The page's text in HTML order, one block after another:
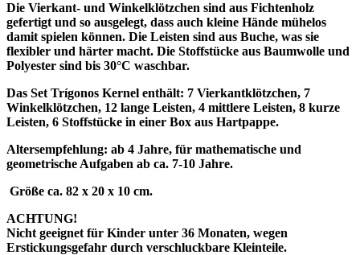
Die Vierkant- und Winkelklötzchen sind aus Fichtenholz
gefertigt und so ausgelegt, dass auch kleine Hände mühelos
damit spielen können. Die Leisten sind aus Buche, was sie
flexibler und härter macht. Die Stoffstücke aus Baumwolle und
Polyester sind bis 30°C waschbar.
Das Set Trígonos Kernel enthält: 7 Vierkantklötzchen, 7
Winkelklötzchen, 12 lange Leisten, 4 mittlere Leisten, 8 kurze
Leisten, 6 Stoffstücke in einer Box aus Hartpappe.
Altersempfehlung: ab 4 Jahre, für mathematische und
geometrische Aufgaben ab ca. 7-10 Jahre.
Größe ca. 82 x 20 x 10 cm.
ACHTUNG!
Nicht geeignet für Kinder unter 36 Monaten, wegen
Erstickungsgefahr durch verschluckbare Kleinteile.